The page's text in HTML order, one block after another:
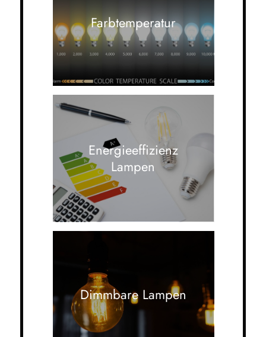
Farbtemperatur
Energieeffizienz
Lampen
Dimmbare Lampen